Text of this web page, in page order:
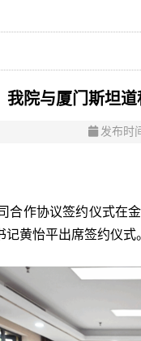
我院与厦门斯坦
发布时
合作协议签约仪式在
黄怡平出席签约仪式